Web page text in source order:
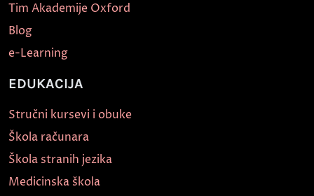
Tim Akademije Oxford
Blog
e-Learning
EDUKACIJA
Stručni kursevi i obuke
Škola računara
Škola stranih jezika
Medicinska škola